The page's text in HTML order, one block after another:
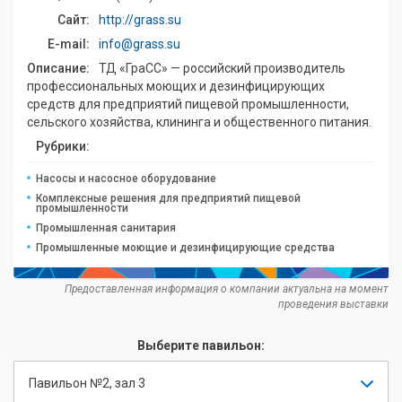
Сайт:
http://grass.su
E-mail:
info@grass.su
Описание:
ТД «ГраСС» — российский производитель
профессиональных моющих и дезинфицирующих
средств для предприятий пищевой промышленности,
сельского хозяйства, клининга и общественного питания.
Рубрики:
Насосы и насосное оборудование
Комплексные решения для предприятий пищевой
промышленности
Промышленная санитария
Промышленные моющие и дезинфицирующие средства
Предоставленная информация о компании актуальна на момент
проведения выставки
Выберите павильон:
Павильон №2, зал 3